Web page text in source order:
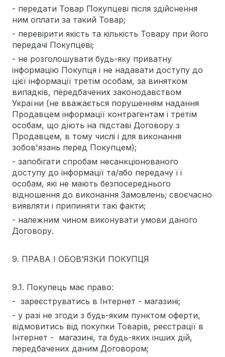
- передати Товар Покупцеві після здійснення
ним оплати за такий Товар;
- перевірити якість та кількість Товару при його
передачі Покупцеві;
- не розголошувати будь-яку приватну
інформацію Покупця і не надавати доступу до
цієї інформації третім особам, за винятком
випадків, передбачених законодавством
України (не вважається порушенням надання
Продавцем інформації контрагентам і третім
особам, що діють на підставі Договору з
Продавцем, в тому числі і для виконання
зобов'язань перед Покупцем);
- запобігати спробам несанкціонованого
доступу до інформації та/або передачу її
особам, які не мають безпосереднього
відношення до виконання Замовлень; своєчасно
виявляти і припиняти такі факти;
- належним чином виконувати умови даного
Договору.
9. ПРАВА І ОБОВ’ЯЗКИ ПОКУПЦЯ
9.1. Покупець має право:
- зареєструватись в Інтернет - магазині;
- у разі не згоди з будь-яким пунктом оферти,
відмовитись від покупки Товарів, реєстрації в
Інтернет - магазині, та будь-яких інших дій,
передбачених даним Договором;